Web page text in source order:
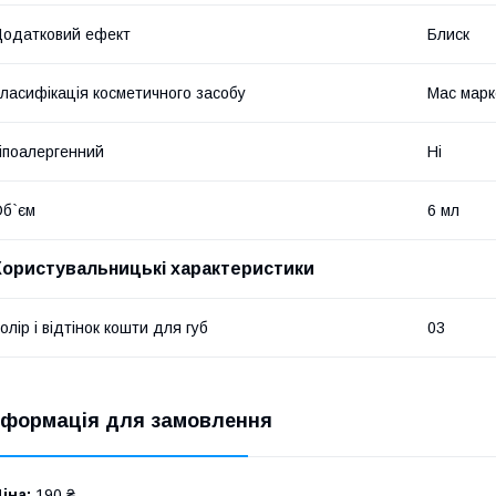
ефект Блиск
косметичного засобу Мас
Ні
6 мл
характеристики
і відтінок кошти для губ 03
для замовлення